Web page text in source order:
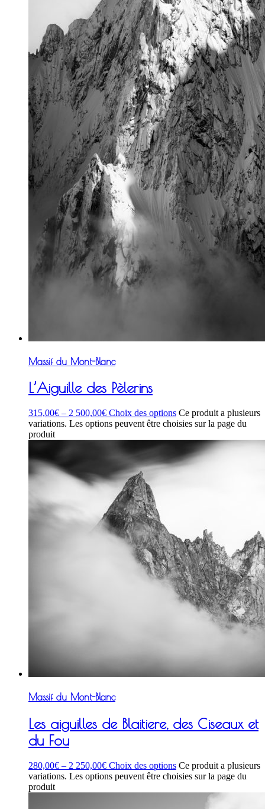
Massif du Mont-Blanc
L’Aiguille des Pèlerins
315,00€ – 2 500,00€ Choix des options Ce produit a plusieurs
variations. Les options peuvent être choisies sur la page du
produit
Massif du Mont-Blanc
Les aiguilles de Blaitiere, des Ciseaux et
du Fou
280,00€ – 2 250,00€ Choix des options Ce produit a plusieurs
variations. Les options peuvent être choisies sur la page du
produit